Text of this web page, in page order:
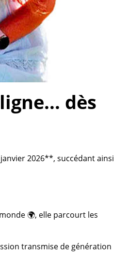
dès
2026**, succédant ainsi
🌍, elle parcourt les
transmise de génération